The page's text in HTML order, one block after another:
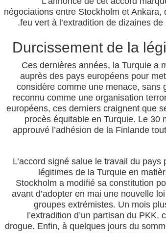
négociations entre Stockholm et
feu vert à l’extradition de dizaines
Durcissement de la
Ces dernières années, la Turquie a
auprès des pays européens pour
considère comme une menace, sans
reconnu comme une organisation
européens, ces derniers craignent que
procès équitable en Turquie. Le 30
approuvé l’adhésion de la Finlande
L’accord signé salue le travail du
légitimes de la Turquie en
Stockholm a modifié sa constitution
avant d’adopter en mai une nouvelle
groupes extrémistes. Un mois
l’extradition d’un partisan du
drogue. Enfin, à quelques jours du